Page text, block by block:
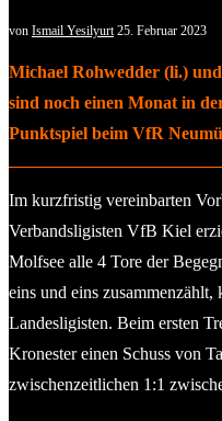
von Ismail Yesilyurt 25. Februar 2023
Michael Rohwedder (li.)
sind noch einen Monat in
Punktspiel beim VfR
Im kurzfristig vereinbarten
Verbandsligisten VfB Kiel
Molfsee alle 4 Tore der
eins und eins
Landesligisten. Beim ersten
Kronester einen Schuss von
zwischenzeitlichen 1:1